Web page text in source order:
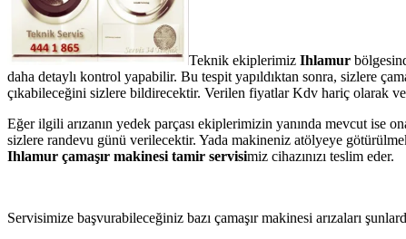
Teknik ekiplerimiz Ihlamur
daha detaylı kontrol yapabilir. Bu tespit yapıldıktan sonra, sizlere
çıkabileceğini sizlere bildirecektir. Verilen fiyatlar Kdv hariç olarak
Eğer ilgili arızanın yedek parçası ekiplerimizin yanında mevcut ise
sizlere randevu günü verilecektir. Yada makineniz atölyeye
Ihlamur çamaşır makinesi tamir servisimiz cihazınızı teslim eder.
Servisimize başvurabileceğiniz bazı çamaşır makinesi arızaları